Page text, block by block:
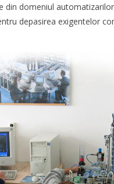
domeniul
depasirea exigentelor